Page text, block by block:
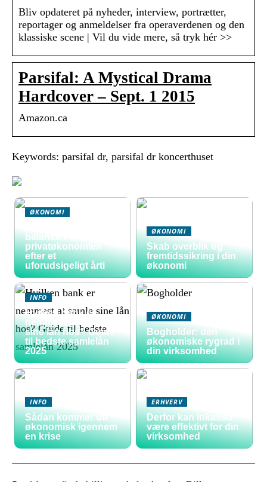
Bliv opdateret på nyheder, interview, portrætter,
reportager og anmeldelser fra operaverdenen og den
klassiske scene | Vil du vide mere, så tryk hér >>
Parsifal: A Mystical Drama
Hardcover – Sept. 1 2015
Amazon.ca
Keywords: parsifal dr, parsifal dr koncerthuset
ØKONOMI
balance i
privatøkonomien
efter et
uforudsigeligt årti
ØKONOMI
Skab overblik og
fremtidssikring i din
økonomi
INFO
Hvilken bank er
nemmest at samle
sine lån hos? Guide
til bedste samlelån
2025
ØKONOMI
Bogholder: den
økonomiske rygrad i
din virksomhed
INFO
Sådan kommer du
økonomisk igennem
en krise
ERHVERV
Derfor kan inkasso
være effektivt for din
virksomhed